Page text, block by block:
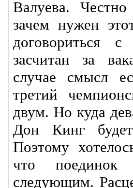
Валуева.
зачем нужен
засчитан за
случае смысл
третий
двум. Но куда
Дон Кинг будет
Поэтому
что
следующим.